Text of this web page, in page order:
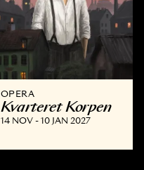
OPERA
Kvarteret Korpen
14 NOV - 10 JAN 2027